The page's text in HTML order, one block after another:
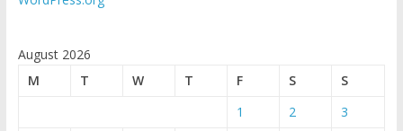
August 2026
M
T W T F S
S
1
2 3